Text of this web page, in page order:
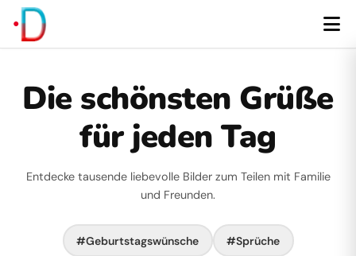
Die schönsten Grüße
für jeden Tag
Entdecke tausende liebevolle Bilder zum Teilen mit Familie
und Freunden.
#Geburtstagswünsche #Sprüche